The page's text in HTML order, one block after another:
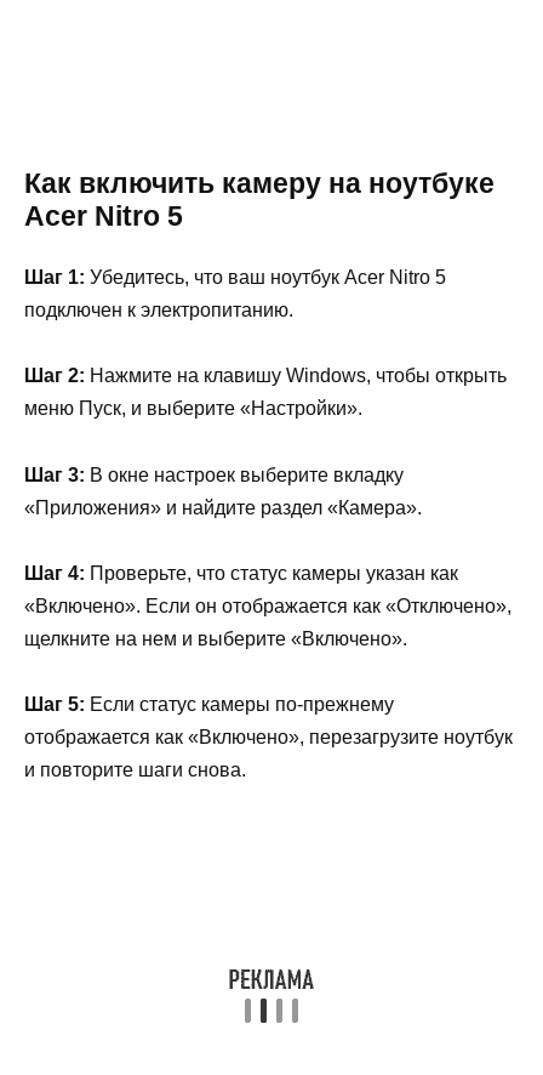
Как включить камеру на ноутбуке
Acer Nitro 5
Шаг 1: Убедитесь, что ваш ноутбук Acer Nitro 5
подключен к электропитанию.
Шаг 2: Нажмите на клавишу Windows, чтобы открыть
меню Пуск, и выберите «Настройки».
Шаг 3: В окне настроек выберите вкладку
«Приложения» и найдите раздел «Камера».
Шаг 4: Проверьте, что статус камеры указан как
«Включено». Если он отображается как «Отключено»,
щелкните на нем и выберите «Включено».
Шаг 5: Если статус камеры по-прежнему
отображается как «Включено», перезагрузите ноутбук
и повторите шаги снова.